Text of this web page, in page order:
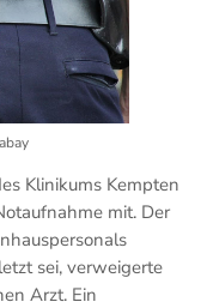
Klinikums Kempten
mit. Der
sei, verweigerte
Arzt. Ein